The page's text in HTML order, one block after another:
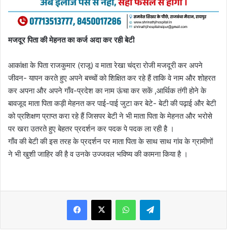
मजदूर पिता की मेहनत का कर्ज अदा कर रही बेटी
आकांक्षा के पिता राजकुमार (राजू) व माता रेखा चंद्रा रोजी मजदूरी कर अपने
जीवन- यापन करते हुए अपने बच्चों को शिक्षित कर रहे हैं ताकि वे नाम और शोहरत
कर अपना और अपने गाँव-प्रदेश का नाम ऊंचा कर सकें ,आर्थिक तंगी होने के
बावजूद माता पिता कड़ी मेहनत कर पाई-पाई जुटा कर बेटे- बेटी की पढ़ाई और बेटी
को प्रशिक्षण प्राप्त करा रहे हैं जिसपर बेटी ने भी माता पिता के मेहनत और भरोसे
पर खरा उतरते हुए बेहतर प्रदर्शन कर पदक पे पदक ला रही है ।
गाँव की बेटी की इस तरह के प्रदर्शन पर माता पिता के साथ साथ गांव के ग्रामीणों
ने भी खुशी जाहिर की है व उनके उज्जवल भविष्य की कामना किया है ।
WhatsAppTelegram